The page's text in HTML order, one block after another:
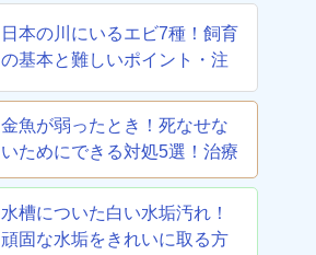
日本の川にいるエビ7種！飼育
の基本と難しいポイント・注
金魚が弱ったとき！死なせな
いためにできる対処5選！治療
から養生まで！
水槽についた白い水垢汚れ！
頑固な水垢をきれいに取る方